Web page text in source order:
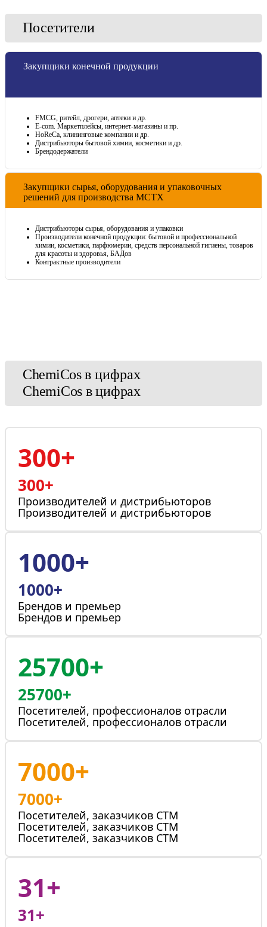
Посетители
Закупщики конечной продукции
FMCG, ритейл, дрогери, аптеки и др.
E-com. Маркетплейсы, интернет-магазины и пр.
HoReCa, клининговые компании и др.
Дистрибьюторы бытовой химии, косметики и др.
Брендодержатели
Закупщики сырья, оборудования и упаковочных
решений для производства МСТХ
Дистрибьюторы сырья, оборудования и упаковки
Производители конечной продукции: бытовой и профессиональной
химии, косметики, парфюмерии, средств персональной гигиены, товаров
для красоты и здоровья, БАДов
Контрактные производители
ChemiCosв цифрах
ChemiCos в цифрах
300+
300+
Производителей и дистрибьюторов
Производителей и дистрибьюторов
1000+
1000+
Брендов и премьер
Брендов и премьер
25700+
25700+
Посетителей, профессионалов отрасли
Посетителей, профессионалов отрасли
7000+
7000+
Посетителей, заказчиков СТМ
Посетителей, заказчиков СТМ
Посетителей, заказчиков СТМ
31+
31+